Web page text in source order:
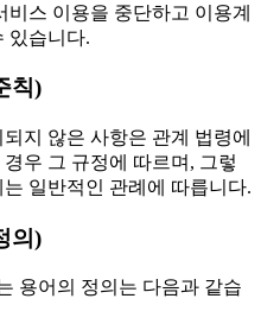
비스 이용을 중단하고 이용계
있습니다.
칙)
지 않은 사항은 관계 법령에
우 그 규정에 따르며, 그렇
일반적인 관례에 따릅니다.
의)
용어의 정의는 다음과 같습